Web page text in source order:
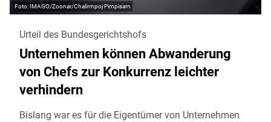
IMAGO/Zoonar/Chalirmpoj Pimpisarn
Urteil des Bundesgerichtshofs
Unternehmen können Abwanderung
von Chefs zur Konkurrenz leichter
verhindern
Bislang war es für die Eigentümer von Unternehmen